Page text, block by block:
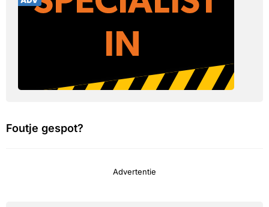
Foutje gespot?
Advertentie